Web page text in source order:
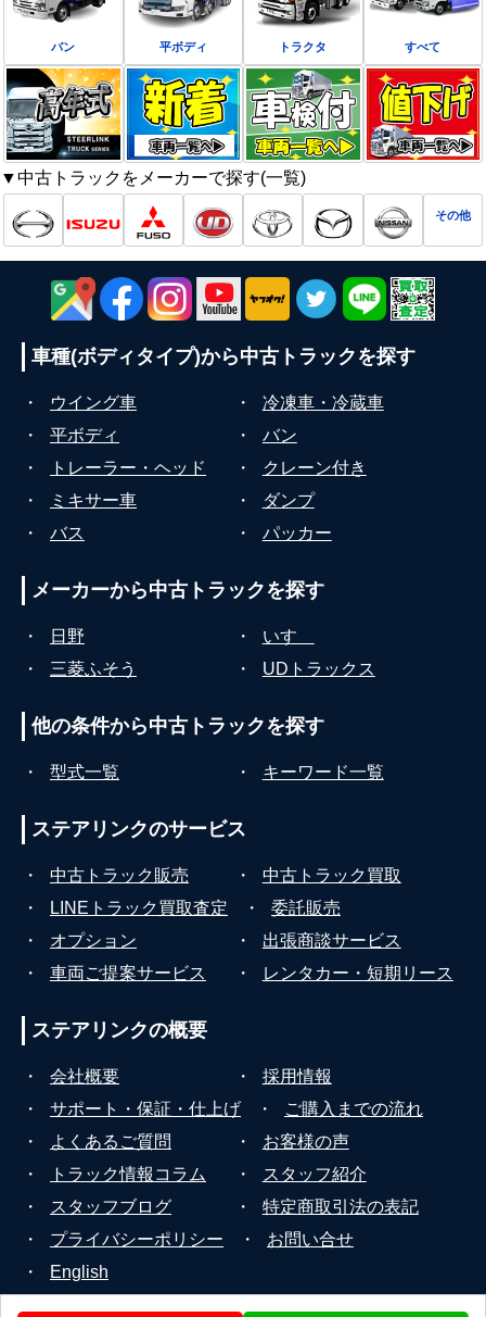
バン 平ボディ トラクタ すべて
▼中古トラックをメーカーで探す(一覧)
その他
車種(ボディタイプ)から中古トラックを探す
・ ウイング車 ・
冷凍車・冷蔵車
・
平ボディ ・
バン
・
トレーラー・ヘッド ・
クレーン付き
・
ミキサー車 ・
ダンプ
・
バス ・ パッカー
メーカーから中古トラックを探す
・ 日野 ・
いすゞ
・
三菱ふそう ・ UDトラックス
他の条件から中古トラックを探す
・ 型式一覧 ・ キーワード一覧
ステアリンクのサービス
・ 中古トラック販売 ・
中古トラック買取
・
LINEトラック買取査定 ・
委託販売
・
オプション ・
出張商談サービス
・
車両ご提案サービス ・ レンタカー・短期リース
ステアリンクの概要
・ 会社概要 ・
採用情報
・
サポート・保証・仕上げ ・
ご購入までの流れ
・
よくあるご質問 ・
お客様の声
・
トラック情報コラム ・
スタッフ紹介
・
スタッフブログ ・
特定商取引法の表記
・
プライバシーポリシー ・
お問い合せ
・
English